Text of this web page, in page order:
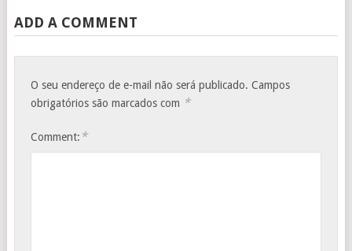
ADD A COMMENT
O seu endereço de e-mail não será publicado. Campos
obrigatórios são marcados com *
Comment: *